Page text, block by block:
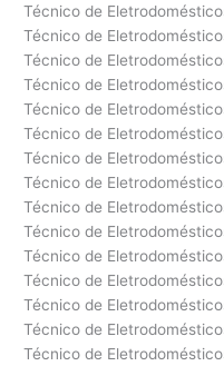
Técnico de
Técnico de
Técnico de
Técnico de
Técnico de
Técnico de
Técnico de
Técnico de
Técnico de
Técnico de
Técnico de
Técnico de
Técnico de
Técnico de
Técnico de